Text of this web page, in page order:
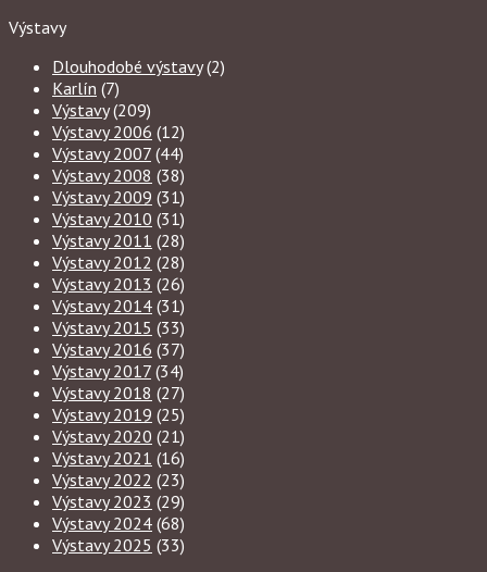
Výstavy
Dlouhodobé výstavy(2)
Karlín (7)
Výstavy(209)
Výstavy 2006 (12)
Výstavy 2007 (44)
Výstavy 2008 (38)
Výstavy 2009 (31)
Výstavy 2010 (31)
Výstavy 2011 (28)
Výstavy 2012 (28)
Výstavy 2013 (26)
Výstavy 2014 (31)
Výstavy 2015 (33)
Výstavy 2016 (37)
Výstavy 2017 (34)
Výstavy 2018 (27)
Výstavy 2019 (25)
Výstavy 2020 (21)
Výstavy 2021 (16)
Výstavy 2022 (23)
Výstavy 2023 (29)
Výstavy 2024 (68)
Výstavy 2025 (33)